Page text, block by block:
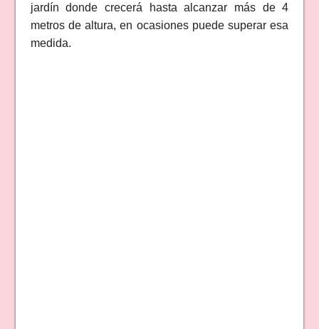
jardín donde crecerá hasta alcanzar más de 4
metros de altura, en ocasiones puede superar esa
medida.